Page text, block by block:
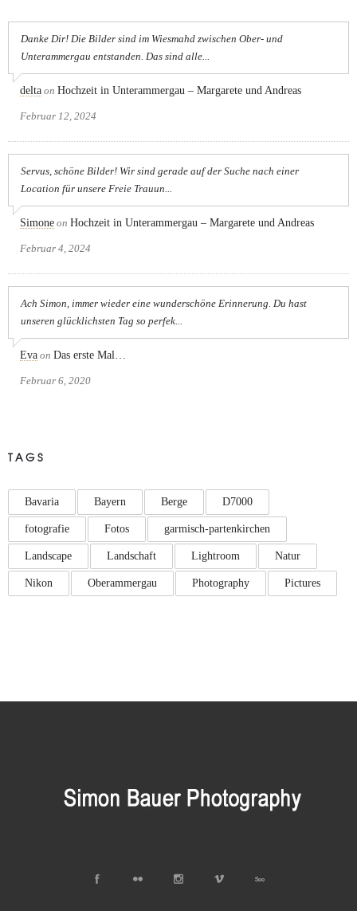
Danke Dir! Die Bilder sind im Wiesmahd zwischen Ober- und
Unterammergau entstanden. Das sind alle...
delta on Hochzeit in Unterammergau – Margarete und Andreas
Februar 12, 2024
Servus, schöne Bilder! Wir sind gerade auf der Suche nach einer
Location für unsere Freie Trauun...
Simone on Hochzeit in Unterammergau – Margarete und Andreas
Februar 4, 2024
Ach Simon, immer wieder eine wunderschöne Erinnerung. Du hast
unseren glücklichsten Tag so perfek...
Eva on Das erste Mal…
Februar 6, 2020
TAGS
Bavaria Bayern Berge D7000
fotografie Fotos garmisch-partenkirchen
Landscape Landschaft Lightroom Natur
Nikon Oberammergau Photography Pictures